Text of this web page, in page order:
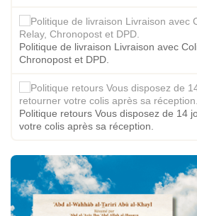
Politique de livraison Livraison avec
Chronopost et DPD.
Politique retours Vous disposez de 14
votre colis après sa réception.